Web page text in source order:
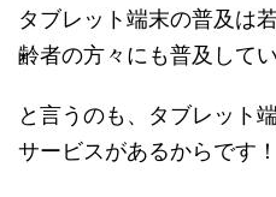
タブレット端末の普及は
齢者の方々にも普及してい
と言うのも、タブレット
サービスがあるからです！